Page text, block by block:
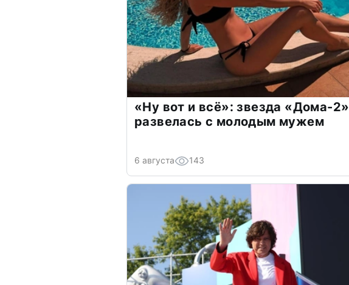
«Ну вот и всё»: звезда «Дома-2»
развелась с молодым мужем
6 августа 143